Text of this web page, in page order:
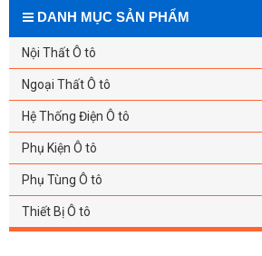
DANH MỤC SẢN PHẨM
Nội Thất Ô tô
Ngoại Thất Ô tô
Hệ Thống Điện Ô tô
Phụ Kiện Ô tô
Phụ Tùng Ô tô
Thiết Bị Ô tô